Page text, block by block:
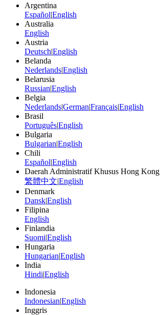
Argentina
Español|English
Australia
English
Austria
Deutsch|English
Belanda
Nederlands|English
Belarusia
Russian|English
Belgia
Nederlands|German|Français|English
Brasil
Português|English
Bulgaria
Bulgarian|English
Chili
Español|English
Daerah Administratif Khusus Hong Kong
繁體中文|English
Denmark
Dansk|English
Filipina
English
Finlandia
Suomi|English
Hungaria
Hungarian|English
India
Hindi|English
Indonesia
Indonesian|English
Inggris